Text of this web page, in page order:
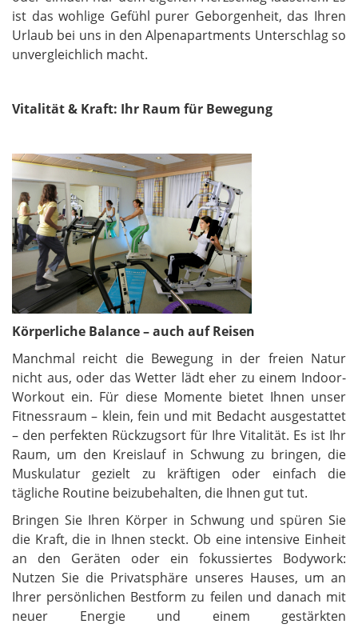
ist das wohlige Gefühl purer Geborgenheit, das Ihren
Urlaub bei uns in den Alpenapartments Unterschlag so
unvergleichlich macht.
Vitalität & Kraft: Ihr Raum für Bewegung
Körperliche Balance – auch auf Reisen
Manchmal reicht die Bewegung in der freien Natur
nicht aus, oder das Wetter lädt eher zu einem Indoor-
Workout ein. Für diese Momente bietet Ihnen unser
Fitnessraum – klein, fein und mit Bedacht ausgestattet
– den perfekten Rückzugsort für Ihre Vitalität. Es ist Ihr
Raum, um den Kreislauf in Schwung zu bringen, die
Muskulatur gezielt zu kräftigen oder einfach die
tägliche Routine beizubehalten, die Ihnen gut tut.
Bringen Sie Ihren Körper in Schwung und spüren Sie
die Kraft, die in Ihnen steckt. Ob eine intensive Einheit
an den Geräten oder ein fokussiertes Bodywork:
Nutzen Sie die Privatsphäre unseres Hauses, um an
Ihrer persönlichen Bestform zu feilen und danach mit
neuer Energie und einem gestärkten